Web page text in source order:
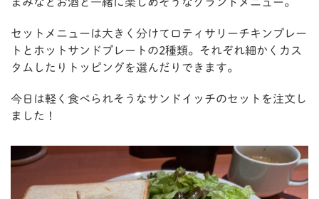
まみなどお酒と一緒に楽しめそうなグランドメニュー。
セットメニューは大きく分けてロティサリーチキンプレー
トとホットサンドプレートの2種類。それぞれ細かくカス
タムしたりトッピングを選んだりできます。
今日は軽く食べられそうなサンドイッチのセットを注文し
ました！